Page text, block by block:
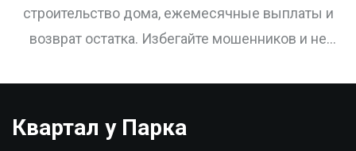
строительство дома, ежемесячные выплаты и
возврат остатка. Избегайте мошенников и не
Квартал у Парка